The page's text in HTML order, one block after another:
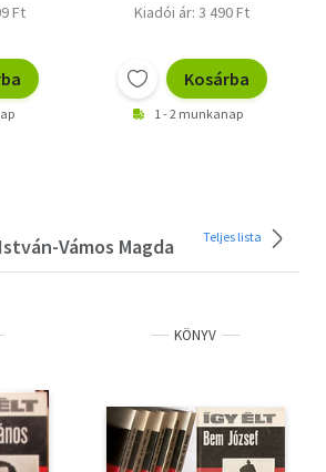
Ft Kiadói ár: 3 490 Ft
Kosárba
1 - 2 munkanap
Vámos Magda Teljes lista
KÖNYV